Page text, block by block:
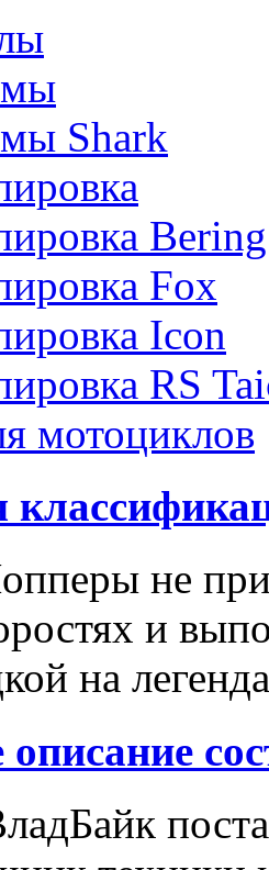
Shark
Bering
Fox
Icon
RS
мотоциклов
не
и
на